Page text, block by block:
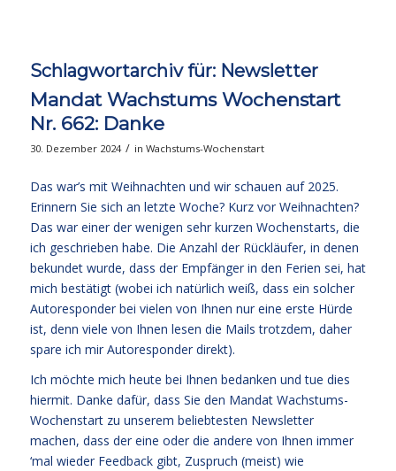
Schlagwortarchiv für: Newsletter
Mandat Wachstums Wochenstart
Nr. 662: Danke
30. Dezember 2024 / in Wachstums-Wochenstart
Das war’s mit Weihnachten und wir schauen auf 2025.
Erinnern Sie sich an letzte Woche? Kurz vor Weihnachten?
Das war einer der wenigen sehr kurzen Wochenstarts, die
ich geschrieben habe. Die Anzahl der Rückläufer, in denen
bekundet wurde, dass der Empfänger in den Ferien sei, hat
mich bestätigt (wobei ich natürlich weiß, dass ein solcher
Autoresponder bei vielen von Ihnen nur eine erste Hürde
ist, denn viele von Ihnen lesen die Mails trotzdem, daher
spare ich mir Autoresponder direkt).
Ich möchte mich heute bei Ihnen bedanken und tue dies
hiermit. Danke dafür, dass Sie den Mandat Wachstums-
Wochenstart zu unserem beliebtesten Newsletter
machen, dass der eine oder die andere von Ihnen immer
‘mal wieder Feedback gibt, Zuspruch (meist) wie